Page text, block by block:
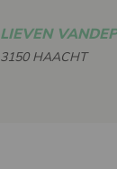
LIEVEN
3150 HAACHT